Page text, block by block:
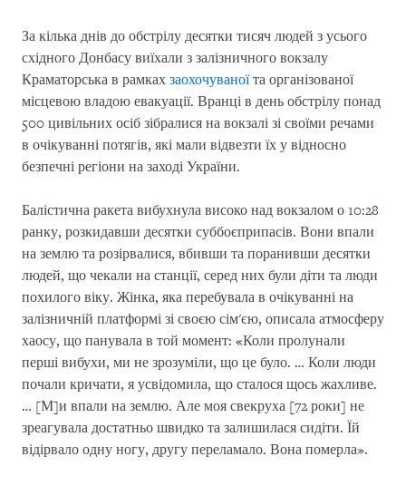
За кілька днів до обстрілу десятки тисяч людей з усього
східного Донбасу виїхали з залізничного вокзалу
Краматорська в рамках заохочуваноїта організованої
місцевою владою евакуації. Вранці в день обстрілу понад
500 цивільних осіб зібралися на вокзалі зі своїми речами
в очікуванні потягів, які мали відвезти їх у відносно
безпечні регіони на заході України.
Балістична ракета вибухнула високо над вокзалом о 10:28
ранку, розкидавши десятки суббоєприпасів. Вони впали
на землю та розірвалися, вбивши та поранивши десятки
людей, що чекали на станції, серед них були діти та люди
похилого віку. Жінка, яка перебувала в очікуванні на
залізничній платформі зі своєю сім'єю, описала атмосферу
хаосу, що панувала в той момент: «Коли пролунали
перші вибухи, ми не зрозуміли, що це було. … Коли люди
почали кричати, я усвідомила, що сталося щось жахливе.
… [М]и впали на землю. Але моя свекруха [72 роки] не
зреагувала достатньо швидко та залишилася сидіти. Їй
відірвало одну ногу, другу переламало. Вона померла».